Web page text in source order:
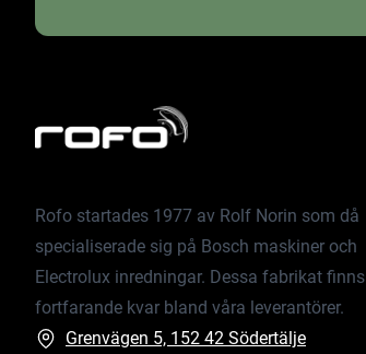
Rofo startades 1977 av Rolf Norin som då
specialiserade sig på Bosch maskiner och
Electrolux inredningar. Dessa fabrikat finns
fortfarande kvar bland våra leverantörer.
Grenvägen 5, 152 42 Södertälje